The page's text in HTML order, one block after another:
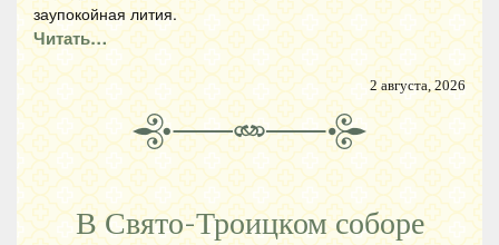
заупокойная лития.
Читать…
2 августа, 2026
В Свято-Троицком соборе